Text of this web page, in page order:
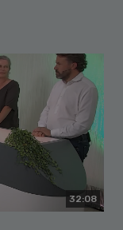
32:08